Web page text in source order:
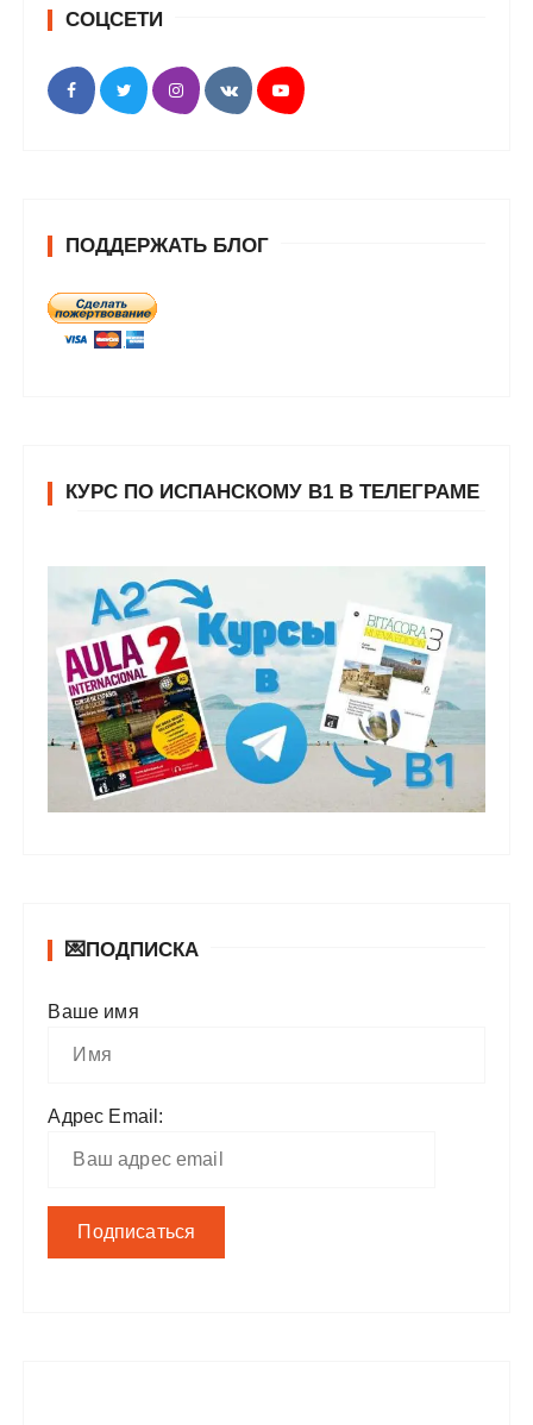
СОЦСЕТИ
ПОДДЕРЖАТЬ БЛОГ
КУРС ПО ИСПАНСКОМУ В1 В ТЕЛЕГРАМЕ
💌ПОДПИСКА
Ваше имя
Адрес Email: